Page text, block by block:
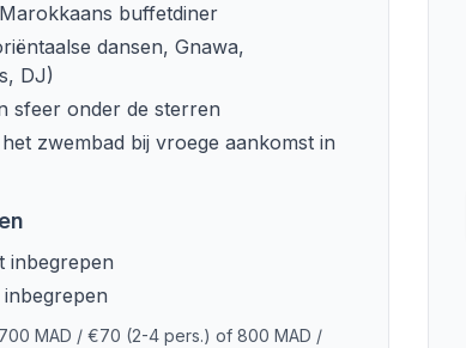
buffetdiner
dansen, Gnawa,
DJ)
sfeer onder de sterren
zwembad bij vroege aankomst in
inbegrepen
MAD / €70 (2-4 pers.) of 800 MAD /